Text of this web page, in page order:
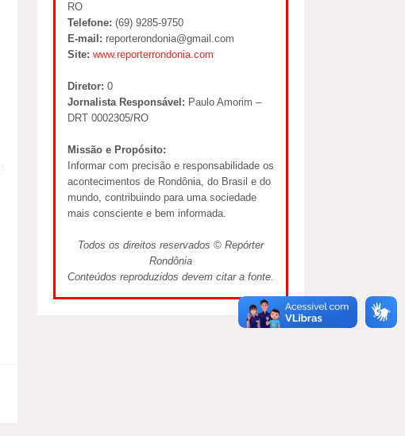
RO
Telefone: (69) 9285-9750
E-mail: reporterondonia@gmail.com
Site: www.reporterrondonia.com
Diretor: 0
Jornalista Responsável: Paulo Amorim –
DRT 0002305/RO
Missão e Propósito:
Informar com precisão e responsabilidade os
acontecimentos de Rondônia, do Brasil e do
mundo, contribuindo para uma sociedade
mais consciente e bem informada.
Todos os direitos reservados © Repórter
Rondônia
Conteúdos reproduzidos devem citar a fonte.